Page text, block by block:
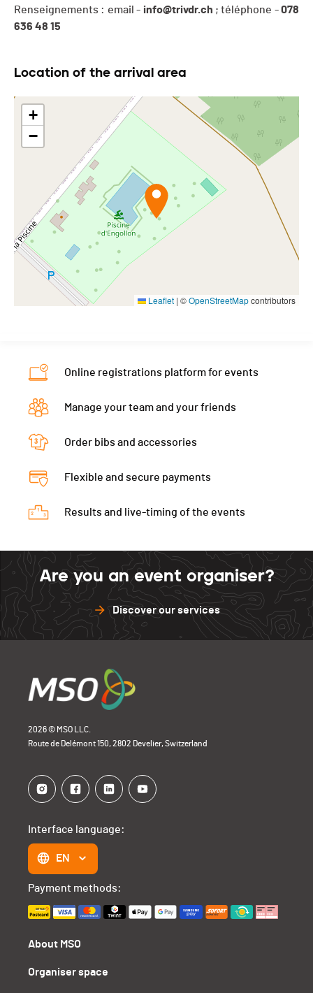
Renseignements : email - info@trivdr.ch ; téléphone -078
636 48 15
Location of the arrival area
+
−
Leaflet | ©OpenStreetMapcontributors
Online registrations platform for events
Manage your team and your friends
Order bibs and accessories
Flexible and secure payments
Results and live-timing of the events
Are you an event organiser?
Discover our services
2026 © MSO LLC.
Route de Delémont 150, 2802 Develier, Switzerland
About MSO
Organiser space
Interface language:
EN
Payment methods: